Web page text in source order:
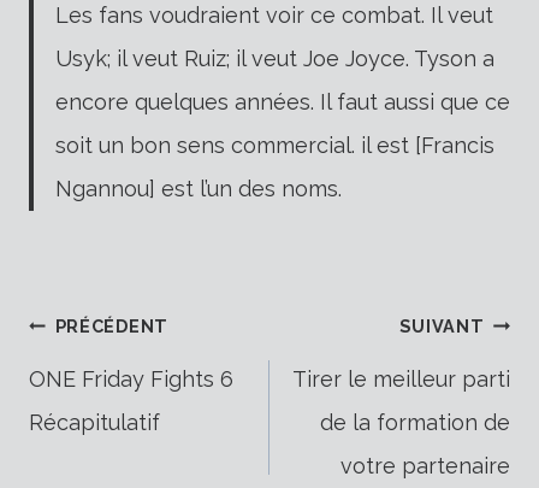
Les fans voudraient voir ce combat. Il veut
Usyk; il veut Ruiz; il veut Joe Joyce. Tyson a
encore quelques années. Il faut aussi que ce
soit un bon sens commercial. il est [Francis
Ngannou] est l’un des noms.
Navigation
PRÉCÉDENT
ONE Friday Fights 6
Récapitulatif
SUIVANT
Tirer le meilleur parti
de la formation de
votre partenaire